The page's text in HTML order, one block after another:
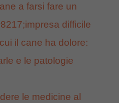
a farsi fare un
difficile
il cane ha dolore:
e le patologie
le medicine al